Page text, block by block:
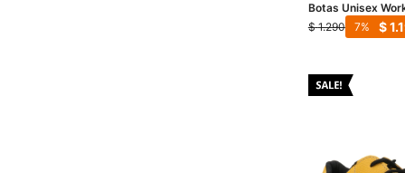
Botas Unisex
Negro
$ 1.290 $
7